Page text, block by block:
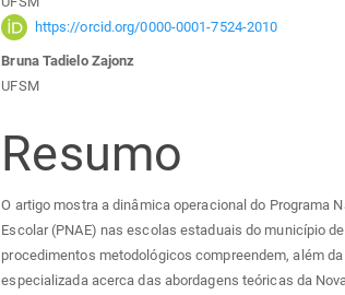
artigo
principal
https://orcid.org/0000-0001-7524-2010
Bruna Tadielo Zajonz
UFSM
Resumo
O artigo mostra a dinâmica operacional do Programa
Escolar (PNAE) nas escolas estaduais do município
procedimentos metodológicos compreendem, além
especializada acerca das abordagens teóricas da